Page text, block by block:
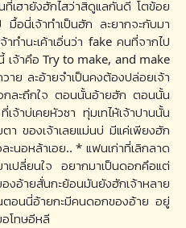
เฮายังฮักไสว่าสิดูแลกันดี โตข้อย
มื้อนี่เจ้าทำเป็นฮัก ละยากจะกับมา
ำนะเค้าเอิ่นว่า fake คนที่จากไป
เจ้าคึอ Try to make, and make
ย ละอ้ายจำเป็นคงต้องปล่อยเจ้า
อกละถึกใจ ตอนนั้นอ้ายฮัก ตอนนั้น
าบ่เคยหัวซา ทุ่มเทไห้เจ้าปานนั้น
ตา ของเจ้าเลยแม่นบ่ มีแค่เพียงฮัก
ะนอหล้าเอย.. * แฟนเก่าที่เลิกลาด
ปลี่ยนใจ อยากมาเป็นดอกคึอแต่
งอ้ายสั่นกะย้อนมันยังฮักเจ้าหลาย
ตอนนี่อ้ายกะมีคนดอกของอ้าย อยู่
โทษอีหลี